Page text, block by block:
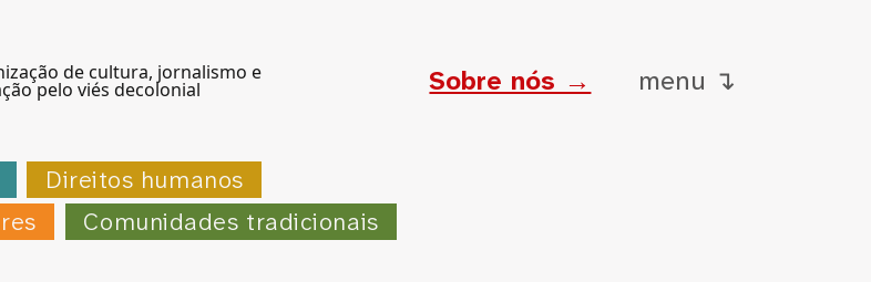
de cultura, jornalismo e
pelo viés decolonial Sobre nós → menu ↴
Direitos humanos
Comunidades tradicionais